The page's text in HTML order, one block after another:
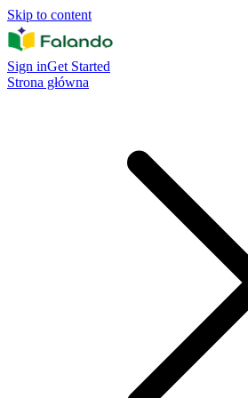
Skip to content
Sign inGet Started
Strona główna